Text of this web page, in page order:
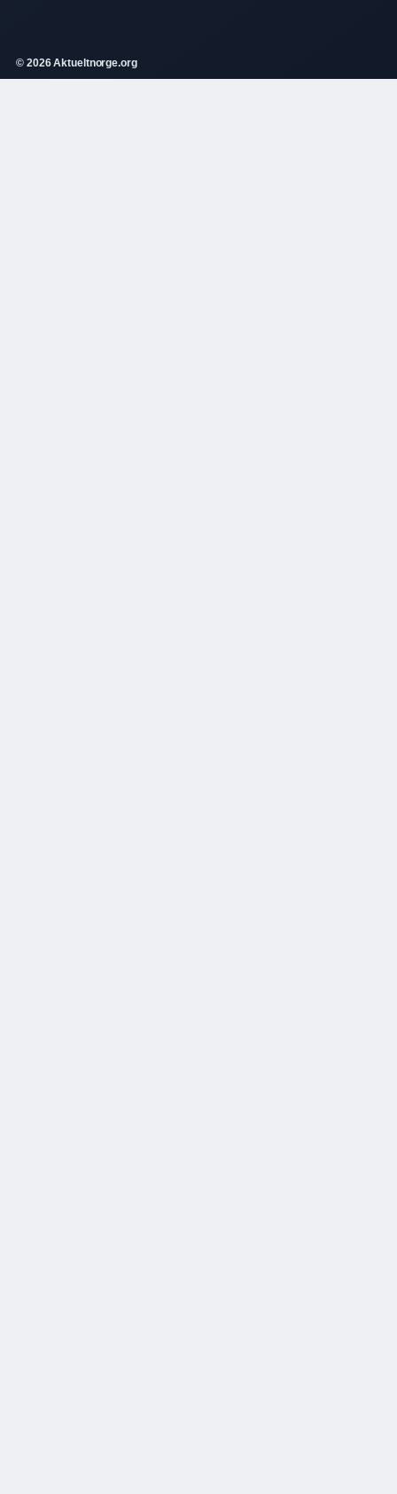
© 2026 Aktueltnorge.org